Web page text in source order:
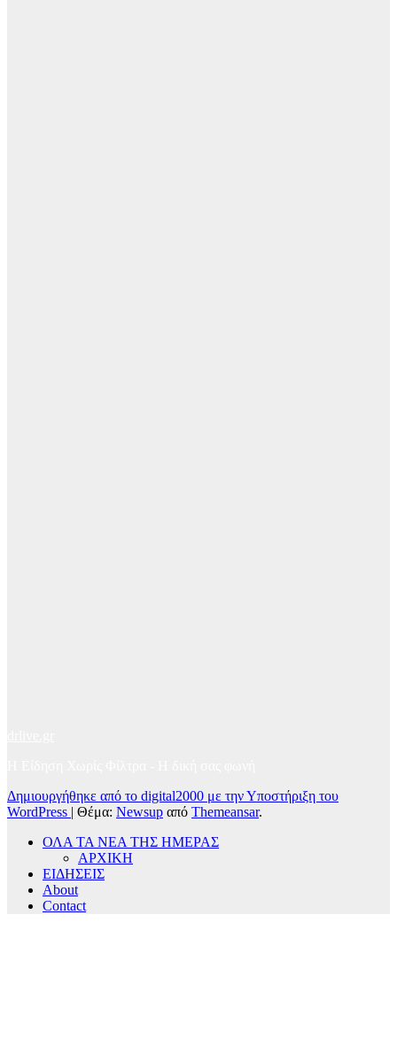
Δημιουργήθηκε από το digital2000 με την Υποστήριξη του
WordPress | Θέμα: Newsup από Themeansar.
ΟΛΑ ΤΑ ΝΕΑ ΤΗΣ ΗΜΕΡΑΣ
ΑΡΧΙΚΗ
ΕΙΔΗΣΕΙΣ
About
Contact